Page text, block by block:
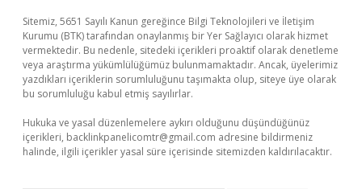
Sitemiz, 5651 Sayılı Kanun gereğince Bilgi Teknolojileri ve İletişim
Kurumu (BTK) tarafından onaylanmış bir Yer Sağlayıcı olarak hizmet
vermektedir. Bu nedenle, sitedeki içerikleri proaktif olarak denetleme
veya araştırma yükümlülüğümüz bulunmamaktadır. Ancak, üyelerimiz
yazdıkları içeriklerin sorumluluğunu taşımakta olup, siteye üye olarak
bu sorumluluğu kabul etmiş sayılırlar.
Hukuka ve yasal düzenlemelere aykırı olduğunu düşündüğünüz
içerikleri, backlinkpanelicomtr@gmail.com adresine bildirmeniz
halinde, ilgili içerikler yasal süre içerisinde sitemizden kaldırılacaktır.